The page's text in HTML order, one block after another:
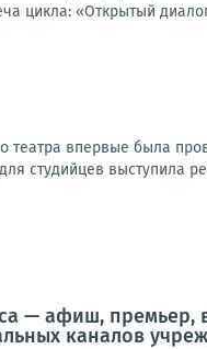
цикла: «Открытый
театра впервые была
студийцев выступила
— афиш,
каналов